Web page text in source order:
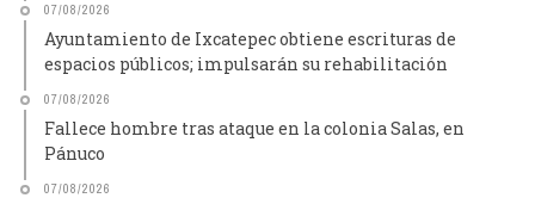
07/08/2026
Ayuntamiento de Ixcatepec obtiene escrituras de
espacios públicos; impulsarán su rehabilitación
07/08/2026
Fallece hombre tras ataque en la colonia Salas, en
Pánuco
07/08/2026